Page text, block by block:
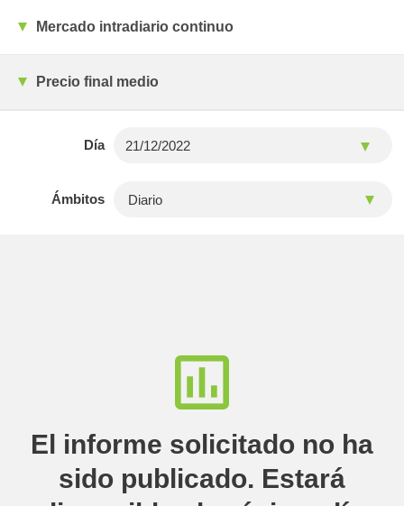
Mercado intradiario continuo
Precio final medio
Día
Ámbitos
El informe solicitado no ha
sido publicado. Estará